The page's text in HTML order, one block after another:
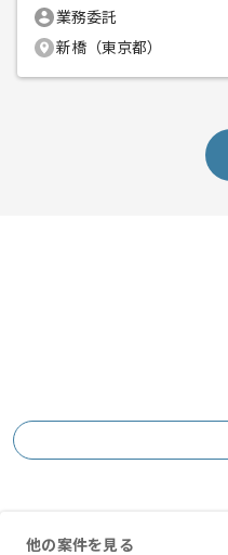
業務委託
新橋（東京都）
他の案件を見る